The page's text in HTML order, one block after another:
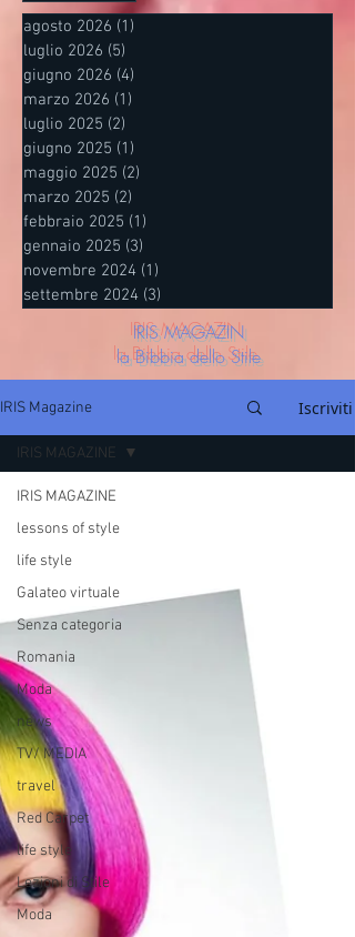
agosto 2026 (1)
luglio 2026 (5)
giugno 2026 (4)
marzo 2026 (1)
luglio 2025 (2)
giugno 2025 (1)
maggio 2025 (2)
marzo 2025 (2)
febbraio 2025 (1)
gennaio 2025 (3)
novembre 2024 (1)
settembre 2024 (3)
IRIS MAGAZIN
la Bibbia dello Stile
IRIS Magazine Iscriviti
IRIS MAGAZINE
lessons of style
life style
Galateo virtuale
Senza categoria
Romania
Moda
news
TV/ MEDIA
travel
Red Carpet
life style
Lezioni di Stile
Moda
IRIS MAGAZINE